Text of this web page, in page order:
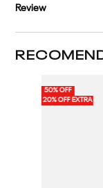
Review
50% OFF
20% OFF EXTRA